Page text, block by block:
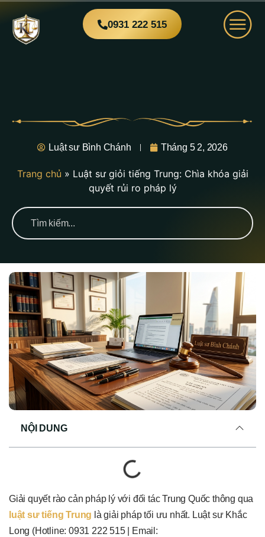
0931 222 515
Luật sư Bình Chánh Tháng 5 2, 2026
Trang chủ » Luật sư giỏi tiếng Trung: Chìa khóa giải
quyết rủi ro pháp lý
NỘI DUNG
Giải quyết rào cản pháp lý với đối tác Trung Quốc thông qua
luật sư tiếng Trung là giải pháp tối ưu nhất. Luật sư Khắc
Long (Hotline: 0931 222 515 | Email: